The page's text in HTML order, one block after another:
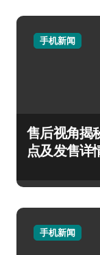
手机新闻
售后视角揭
点及发售详
手机新闻